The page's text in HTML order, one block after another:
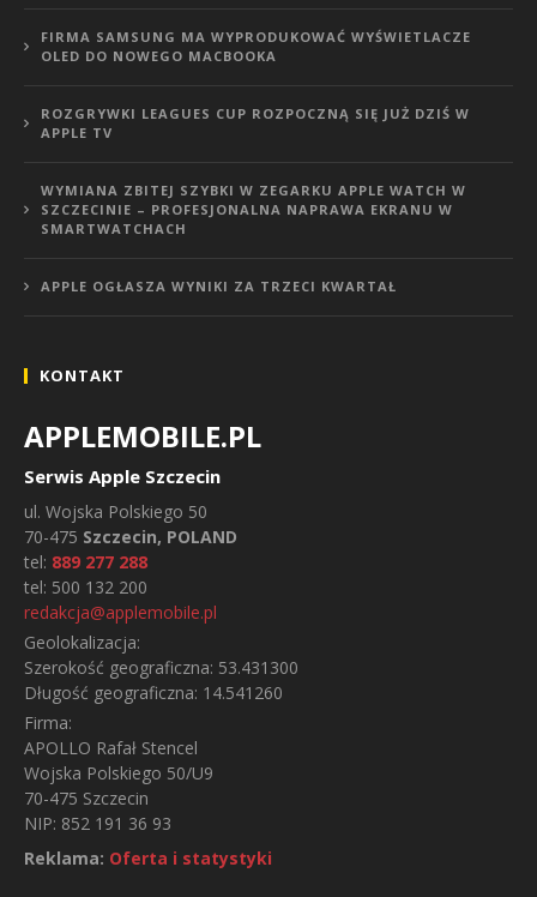
FIRMA SAMSUNG MA WYPRODUKOWAĆ WYŚWIETLACZE
OLED DO NOWEGO MACBOOKA
ROZGRYWKI LEAGUES CUP ROZPOCZNĄ SIĘ JUŻ DZIŚ W
APPLE TV
WYMIANA ZBITEJ SZYBKI W ZEGARKU APPLE WATCH W
SZCZECINIE – PROFESJONALNA NAPRAWA EKRANU W
SMARTWATCHACH
APPLE OGŁASZA WYNIKI ZA TRZECI KWARTAŁ
KONTAKT
APPLEMOBILE.PL
Serwis Apple Szczecin
ul. Wojska Polskiego 50
70-475 Szczecin, POLAND
tel: 889 277 288
tel: 500 132 200
redakcja@applemobile.pl
Geolokalizacja:
Szerokość geograficzna: 53.431300
Długość geograficzna: 14.541260
Firma:
APOLLO Rafał Stencel
Wojska Polskiego 50/U9
70-475 Szczecin
NIP: 852 191 36 93
Reklama: Oferta i statystyki